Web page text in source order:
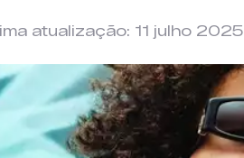
atualização: 11 julho 2025